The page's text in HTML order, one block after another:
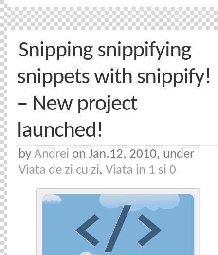
Snipping snippifying
snippets with snippify!
– New project
launched!
by Andrei on Jan.12, 2010, under
Viata de zi cu zi, Viata in 1 si 0